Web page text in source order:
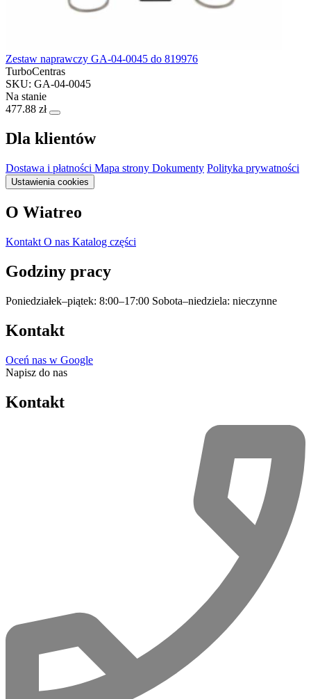
Zestaw naprawczy GA-04-0045 do 819976
TurboCentras
SKU: GA-04-0045
Na stanie
477.88 zł
Dla klientów
Dostawa i płatności Mapa strony Dokumenty Polityka prywatności
Ustawienia cookies
O Wiatreo
Kontakt O nas Katalog części
Godziny pracy
Poniedziałek–piątek: 8:00–17:00 Sobota–niedziela: nieczynne
Kontakt
Oceń nas w Google
Napisz do nas
Kontakt